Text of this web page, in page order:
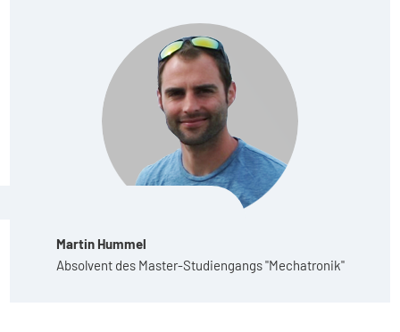
Martin Hummel
Absolvent des Master-Studiengangs "Mechatronik"